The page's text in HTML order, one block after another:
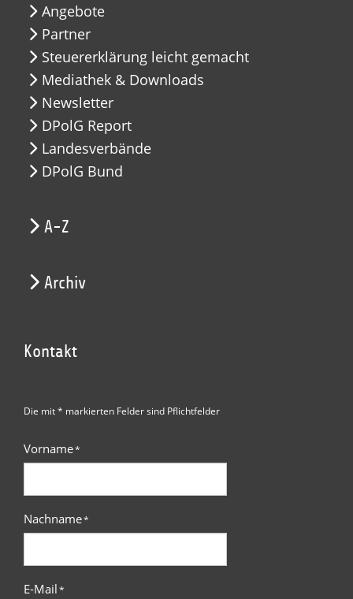
Angebote
Partner
Steuererklärung leicht gemacht
Mediathek & Downloads
Newsletter
DPolG Report
Landesverbände
DPolG Bund
A-Z
Archiv
Kontakt
Die mit * markierten Felder sind Pflichtfelder
Vorname*
Nachname*
E-Mail*